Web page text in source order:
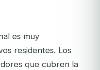
es muy
residentes. Los
que cubren la